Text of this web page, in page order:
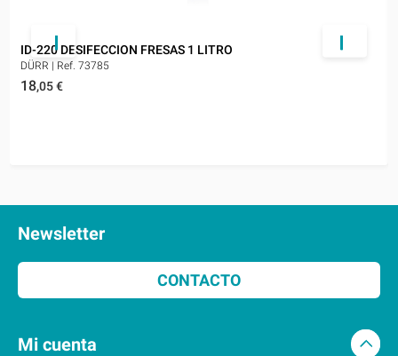
ID-220 DESIFECCION FRESAS 1 LITRO
DÜRR | Ref. 73785
18,05€
Newsletter
CONTACTO
Mi cuenta